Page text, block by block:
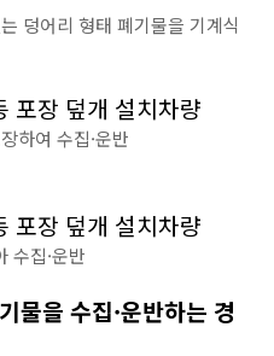
덩어리 형태 폐기물을 기계식
포장 덮개 설치차량
하여 수집·운반
포장 덮개 설치차량
수집·운반
물을 수집·운반하는 경